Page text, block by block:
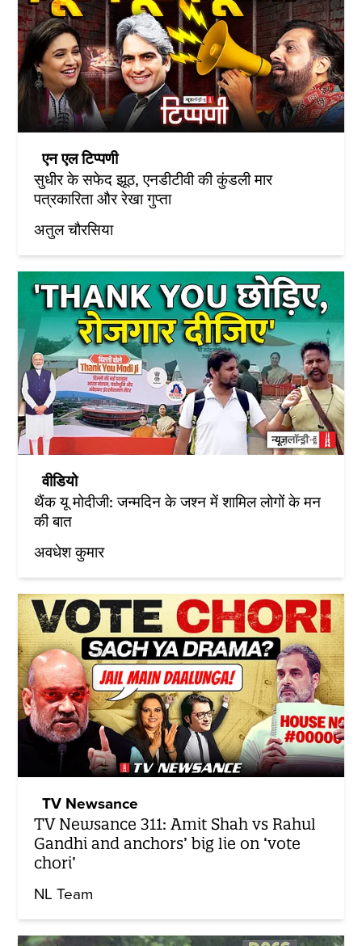
एन एल टिप्पणी
सुधीर के सफेद झूठ, एनडीटीवी की कुंडली मार
पत्रकारिता और रेखा गुप्ता
अतुल चौरसिया
वीडियो
थैंक यू मोदीजी: जन्मदिन के जश्न में शामिल लोगों के मन
की बात
अवधेश कुमार
TV Newsance
TV Newsance 311: Amit Shah vs Rahul
Gandhi and anchors’ big lie on ‘vote
chori’
NL Team